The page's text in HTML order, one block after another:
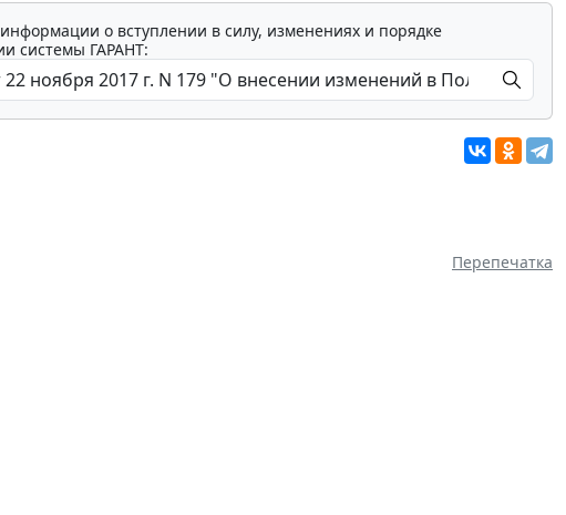
о вступлении в силу, изменениях и порядке
системы ГАРАНТ:
Перепечатка